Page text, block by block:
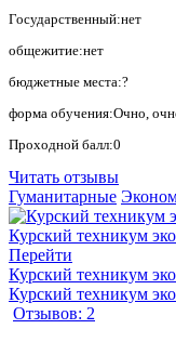
Государственный:нет
общежитие:нет
бюджетные места:?
форма обучения:Очно,
Проходной балл:0
Читать отзывы
Гуманитарные
Перейти
Курский техникум
Курский техникум
Отзывов: 2